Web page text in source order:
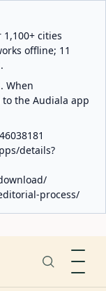
cities
offline; 11
When
the Audiala app
details?
process/